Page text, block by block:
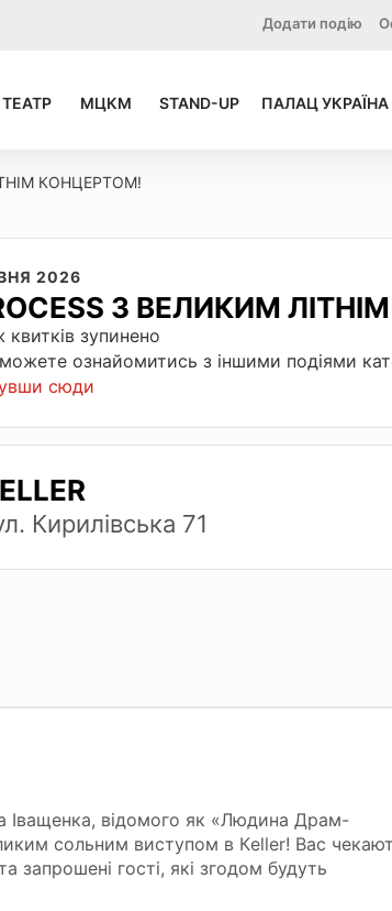
Додати подію
ТЕАТР МЦКМ STAND-UP ПАЛАЦ УКРАЇНА
КОНЦЕРТОМ!
2026
З ВЕЛИКИМ
зупинено
ознайомитись з іншими подіями
сюди
Кирилівська 71
Іващенка, відомого як «Людина Драм-
сольним виступом в Кeller! Вас
запрошені гості, які згодом будуть